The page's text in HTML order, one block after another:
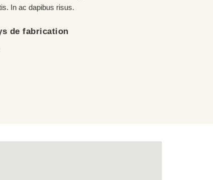
In ac dapibus risus.
de fabrication